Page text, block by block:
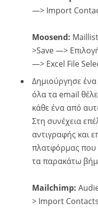
—> Import
Moosend:
>Save —>
—> Excel File
Δημιούργησε
όλα τα email
κάθε ένα από
Στη συνέχεια
αντιγραφής και
πλατφόρμας που
τα παρακάτω
Mailchimp:
> Import